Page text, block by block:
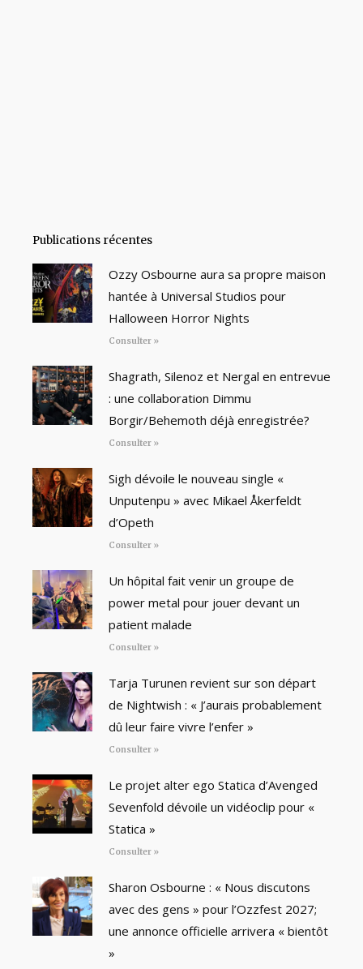
Publications récentes
Ozzy Osbourne aura sa propre maison
hantée à Universal Studios pour
Halloween Horror Nights
Consulter »
Shagrath, Silenoz et Nergal en entrevue
: une collaboration Dimmu
Borgir/Behemoth déjà enregistrée?
Consulter »
Sigh dévoile le nouveau single «
Unputenpu » avec Mikael Åkerfeldt
d’Opeth
Consulter »
Un hôpital fait venir un groupe de
power metal pour jouer devant un
patient malade
Consulter »
Tarja Turunen revient sur son départ
de Nightwish : « J’aurais probablement
dû leur faire vivre l’enfer »
Consulter »
Le projet alter ego Statica d’Avenged
Sevenfold dévoile un vidéoclip pour «
Statica »
Consulter »
Sharon Osbourne : « Nous discutons
avec des gens » pour l’Ozzfest 2027;
une annonce officielle arrivera « bientôt
»